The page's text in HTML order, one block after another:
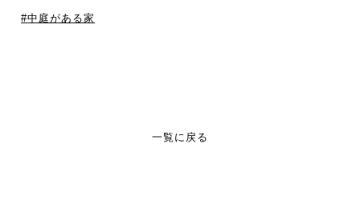
中庭がある家
一覧に戻る